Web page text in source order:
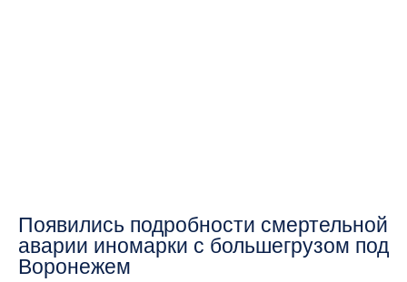
Появились подробности смертельной
аварии иномарки с большегрузом под
Воронежем